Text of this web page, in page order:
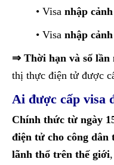
• Visa nhập
• Visa nhập
⇒ Thời hạn và số lần
thị thực điện tử được
Ai được cấp visa
Chính thức từ ngày
điện tử cho công dân
lãnh thổ trên thế giới,